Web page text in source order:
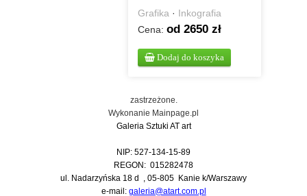
Grafika · Inkografia
Cena: od 2650 zł
Dodaj do koszyka
zastrzeżone.
Wykonanie Mainpage.pl
Galeria Sztuki AT art
NIP: 527-134-15-89
REGON: 015282478
ul. Nadarzyńska 18 d , 05-805 Kanie k/Warszawy
e-mail: galeria@atart.com.pl